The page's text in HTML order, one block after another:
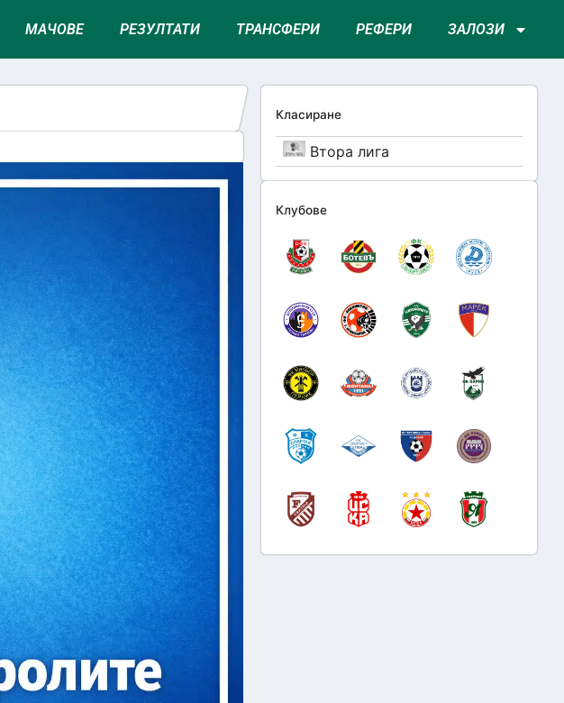
МАЧОВЕ РЕЗУЛТАТИ ТРАНСФЕРИ РЕФЕРИ ЗАЛОЗИ
Класиране
Втора лига
Клубове